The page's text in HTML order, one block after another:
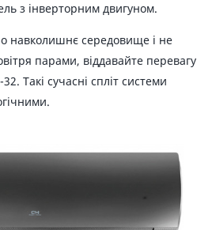
з інверторним двигуном.
навколишнє середовище і не
парами, віддавайте перевагу
Такі сучасні спліт системи